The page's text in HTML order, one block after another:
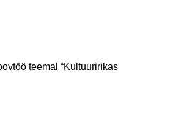
teemal “Kultuuririkas